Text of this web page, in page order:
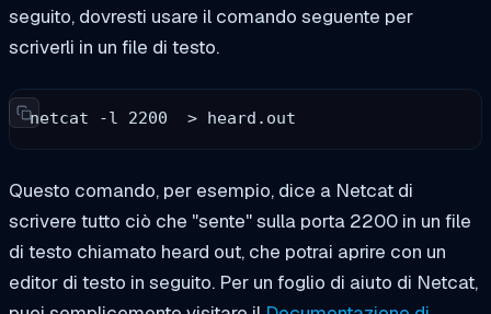
seguito, dovresti usare il comando seguente per
scriverli in un file di testo.
netcat -l 2200  > heard.out
Questo comando, per esempio, dice a Netcat di
scrivere tutto ciò che "sente" sulla porta 2200 in un file
di testo chiamato heard out, che potrai aprire con un
editor di testo in seguito. Per un foglio di aiuto di Netcat,